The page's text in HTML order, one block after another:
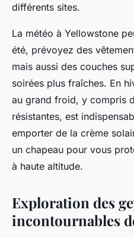
différents sites.
La météo à Yellowstone
été, prévoyez des
mais aussi des couches
soirées plus fraîches. En
au grand froid, y compris
résistantes, est
emporter de la crème
un chapeau pour vous
à haute altitude.
Exploration des
incontournables